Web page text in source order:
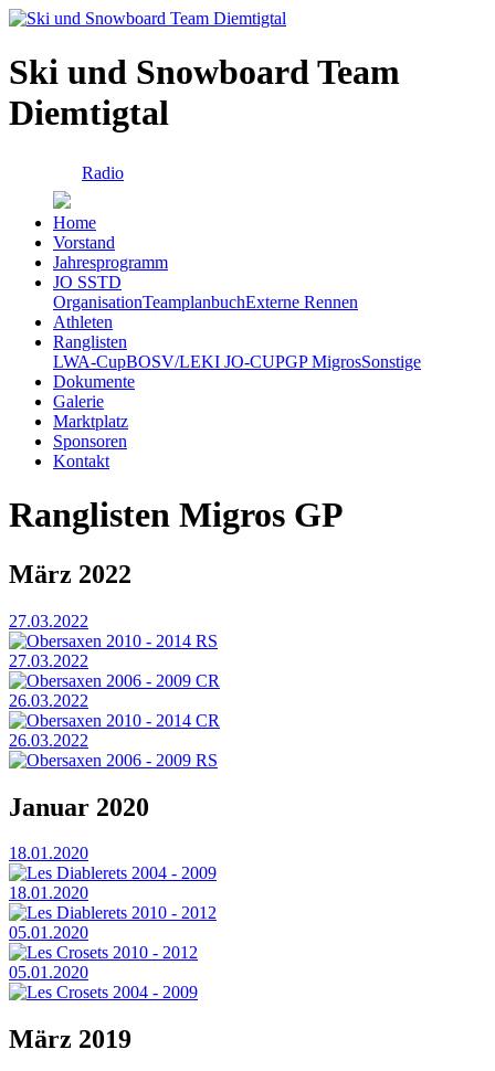
Ski und Snowboard Team
Diemtigtal
Radio
Home
Vorstand
Jahresprogramm
JO SSTD
OrganisationTeamplanbuchExterne Rennen
Athleten
Ranglisten
LWA-CupBOSV/LEKI JO-CUPGP MigrosSonstige
Dokumente
Galerie
Marktplatz
Sponsoren
Kontakt
Ranglisten Migros GP
März 2022
27.03.2022
Obersaxen 2010 - 2014 RS
27.03.2022
Obersaxen 2006 - 2009 CR
26.03.2022
Obersaxen 2010 - 2014 CR
26.03.2022
Obersaxen 2006 - 2009 RS
Januar 2020
18.01.2020
Les Diablerets 2004 - 2009
18.01.2020
Les Diablerets 2010 - 2012
05.01.2020
Les Crosets 2010 - 2012
05.01.2020
Les Crosets 2004 - 2009
März 2019